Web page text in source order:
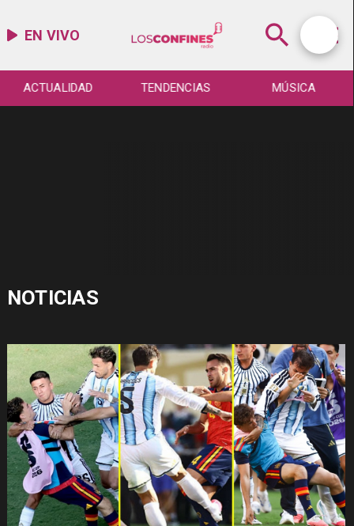
EN VIVO
ACTUALIDAD TENDENCIAS MÚSICA
NOTICIAS